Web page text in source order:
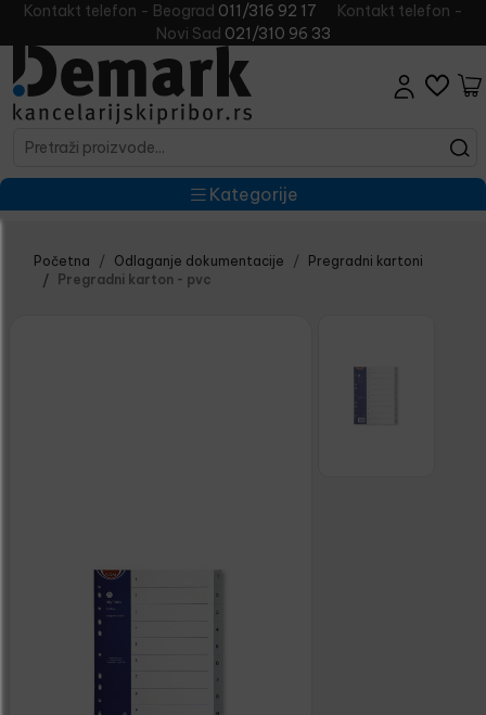
Kontakt telefon - Beograd 011/316 92 17
Kontakt telefon -
Novi Sad 021/310 96 33
Kategorije
Početna Odlaganje dokumentacije
Pregradni kartoni
Pregradni karton - pvc